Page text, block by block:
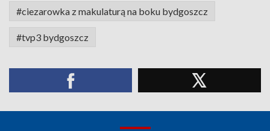
#ciezarowka z makulaturą na boku bydgoszcz
#tvp3 bydgoszcz